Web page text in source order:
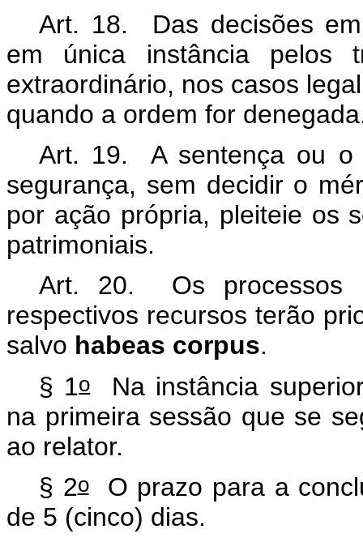
Art. 18. Das decisões
em única instância pelos
extraordinário, nos casos
quando a ordem for
Art. 19. A sentença ou o
segurança, sem decidir o
por ação própria, pleiteie os
patrimoniais.
Art. 20. Os processos
respectivos recursos terão
salvo habeas corpus.
§ 1oNa instância
na primeira sessão que se
ao relator.
§ 2oO prazo para a
de 5 (cinco) dias.